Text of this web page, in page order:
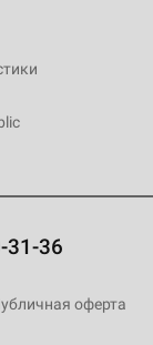
31-36
оферта